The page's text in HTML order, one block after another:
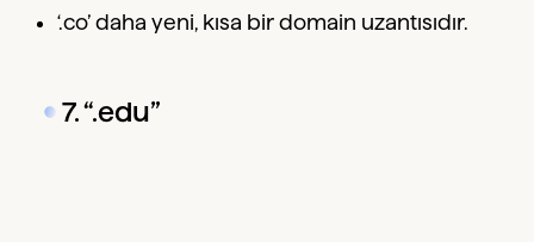
‘.co’ daha yeni, kısa bir domain uzantısıdır.
7. “.edu”